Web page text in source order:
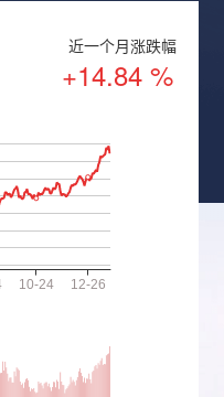
近一个月涨跌幅
+14.84 %